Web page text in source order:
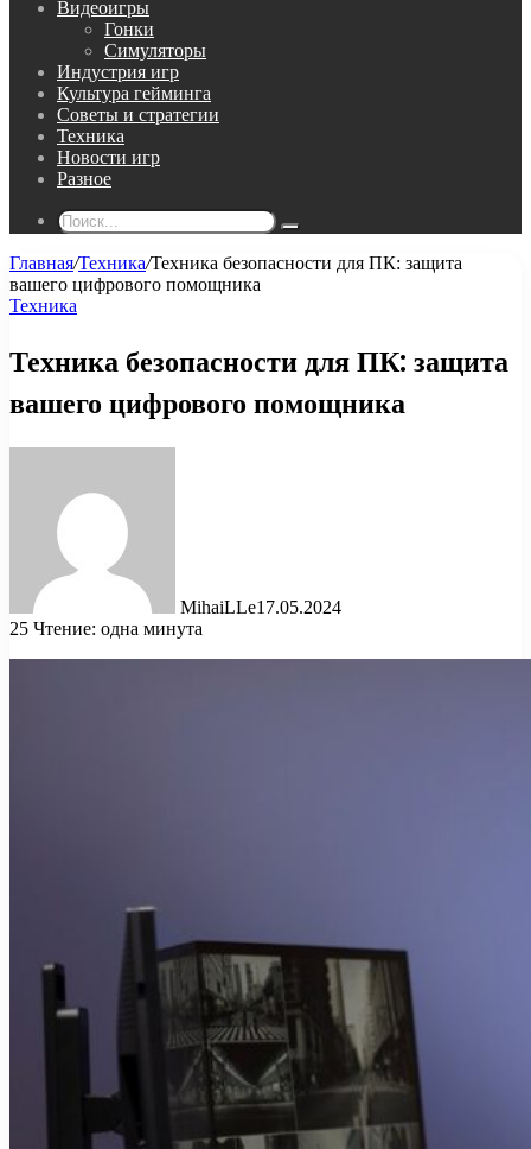
Видеоигры
Гонки
Симуляторы
Индустрия игр
Культура гейминга
Советы и стратегии
Техника
Новости игр
Разное
Поиск...
Главная/Техника/Техника безопасности для ПК: защита
вашего цифрового помощника
Техника
Техника безопасности для ПК: защита
вашего цифрового помощника
MihaiLLe17.05.2024
25 Чтение: одна минута